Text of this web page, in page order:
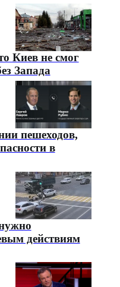
Киев не смог
Запада
пешеходов,
в
действиям